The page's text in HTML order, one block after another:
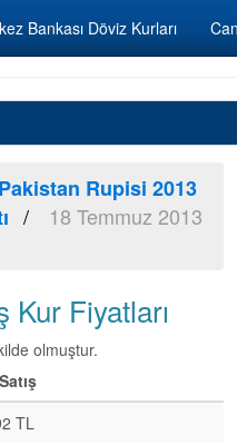
Bankası Döviz Kurları
Pakistan Rupisi 2013
18 Temmuz 2013
Kur Fiyatları
olmuştur.
TL